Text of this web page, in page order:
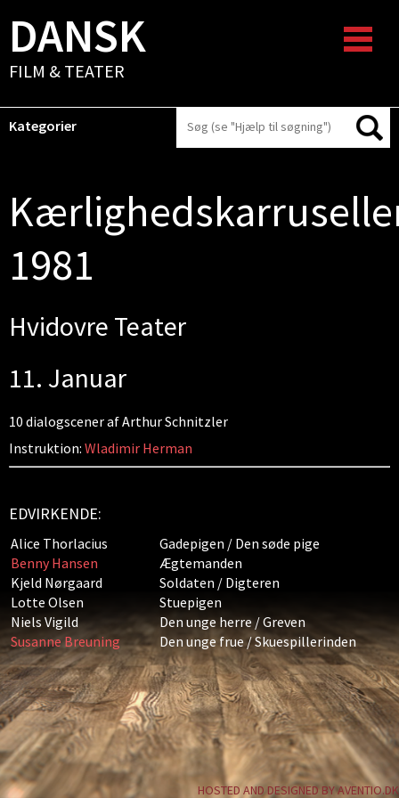
DANSK
FILM & TEATER
Kategorier
1981
Hvidovre Teater
11. Januar
10 dialogscener af Arthur Schnitzler
Instruktion: Wladimir Herman
EDVIRKENDE:
Alice Thorlacius
Gadepigen / Den søde pige
Benny Hansen
Ægtemanden
Kjeld Nørgaard
Soldaten / Digteren
Lotte Olsen
Stuepigen
Niels Vigild
Den unge herre / Greven
Susanne Breuning
Den unge frue / Skuespillerinden
HOSTED AND DESIGNED BY AVENTIO.DK